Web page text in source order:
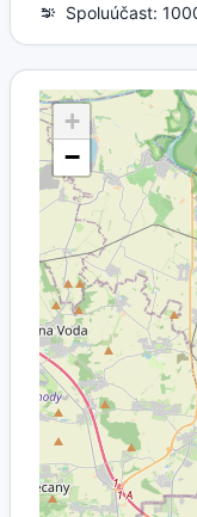
Spoluúčast:
+
−